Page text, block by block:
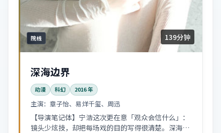
院线 139分钟
深海边界
动漫 科幻 2016年
主演： 章子怡、易烊千玺、周迅
【导演笔记体】宁浩这次更在意「观众会信什么」：
镜头少炫技，却把每场戏的目的写得很清楚。深海边